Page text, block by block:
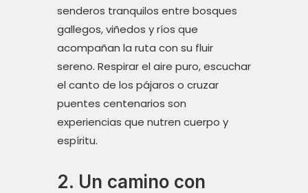
senderos tranquilos entre bosques
gallegos, viñedos y ríos que
acompañan la ruta con su fluir
sereno. Respirar el aire puro, escuchar
el canto de los pájaros o cruzar
puentes centenarios son
experiencias que nutren cuerpo y
espíritu.
2. Un camino con